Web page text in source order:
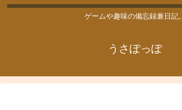
ゲームや趣味の備忘録兼日記。
うさぽっぽ